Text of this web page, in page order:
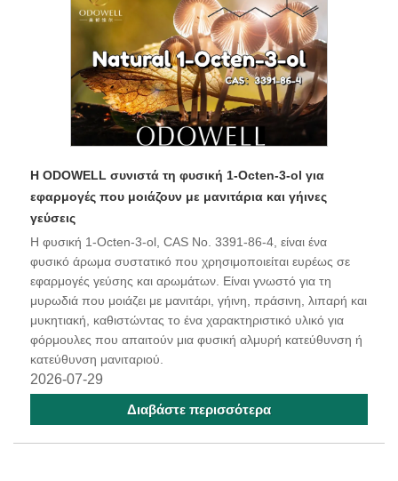
Η ODOWELL συνιστά τη φυσική 1-Octen-3-ol για
εφαρμογές που μοιάζουν με μανιτάρια και γήινες
γεύσεις
Η φυσική 1-Octen-3-ol, CAS No. 3391-86-4, είναι ένα
φυσικό άρωμα συστατικό που χρησιμοποιείται ευρέως σε
εφαρμογές γεύσης και αρωμάτων. Είναι γνωστό για τη
μυρωδιά που μοιάζει με μανιτάρι, γήινη, πράσινη, λιπαρή και
μυκητιακή, καθιστώντας το ένα χαρακτηριστικό υλικό για
φόρμουλες που απαιτούν μια φυσική αλμυρή κατεύθυνση ή
κατεύθυνση μανιταριού.
2026-07-29
Διαβάστε περισσότερα